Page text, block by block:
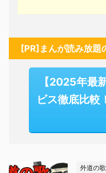
[PR]まんが読み放題
【2025年最
ビス徹底比較
外道の歌